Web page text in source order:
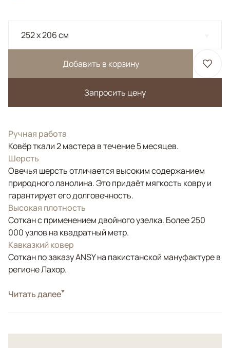
252 x 206 см
Добавить в корзину
Запросить цену
Ручная работа
Ковёр ткали 2 мастера в течение 5 месяцев.
Шерсть
Овечья шерсть отличается высоким содержанием
природного ланолина. Это придаёт мягкость ковру и
гарантирует его долговечность.
Высокая плотность
Соткан с применением двойного узелка. Более 250
000 узлов на квадратный метр.
Кавказкий ковер
Соткан по заказу ANSY на пакистанской мануфактуре в
регионе Лахор.
СтильКлассические
Читать далее